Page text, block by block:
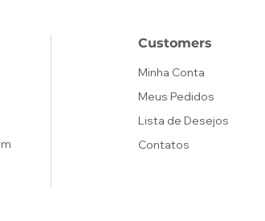
Customers
Minha Conta
Meus Pedidos
Lista de Desejos
Contatos